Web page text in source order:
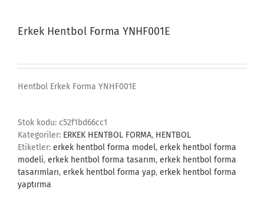
Erkek Hentbol Forma YNHF001E
Hentbol Erkek Forma YNHF001E
Stok kodu: c52f1bd66cc1
Kategoriler: ERKEK HENTBOL FORMA, HENTBOL
Etiketler: erkek hentbol forma model, erkek hentbol forma
modeli, erkek hentbol forma tasarım, erkek hentbol forma
tasarımları, erkek hentbol forma yap, erkek hentbol forma
yaptırma